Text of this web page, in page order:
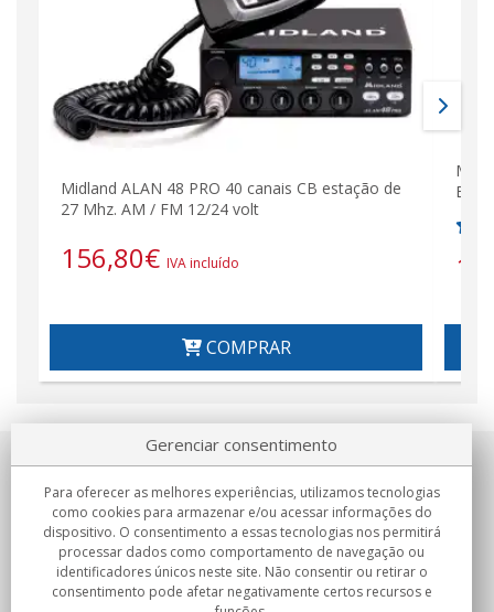
Midland ALAN 48 PRO 40 canais CB estação de
27 Mhz. AM / FM 12/24 volt
156,80€ IVA incluído
COMPRAR
Sobre nosotros
Compromissos
Compras
Gerenciar consentimento
Para oferecer as melhores experiências, utilizamos tecnologias
como cookies para armazenar e/ou acessar informações do
dispositivo. O consentimento a essas tecnologias nos permitirá
processar dados como comportamento de navegação ou
identificadores únicos neste site. Não consentir ou retirar o
consentimento pode afetar negativamente certos recursos e